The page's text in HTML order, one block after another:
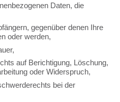
Daten, die
gegenüber denen Ihre
oder werden,
auf Berichtigung, Löschung,
oder Widerspruch,
bei der